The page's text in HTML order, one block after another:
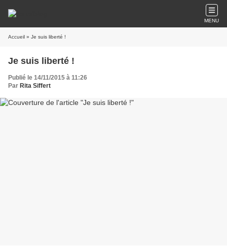
MENU
Accueil » Je suis liberté !
Je suis liberté !
Publié le 14/11/2015 à 11:26
Par Rita Siffert